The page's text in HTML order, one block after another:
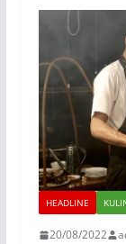
HEADLINE
20/08/2022